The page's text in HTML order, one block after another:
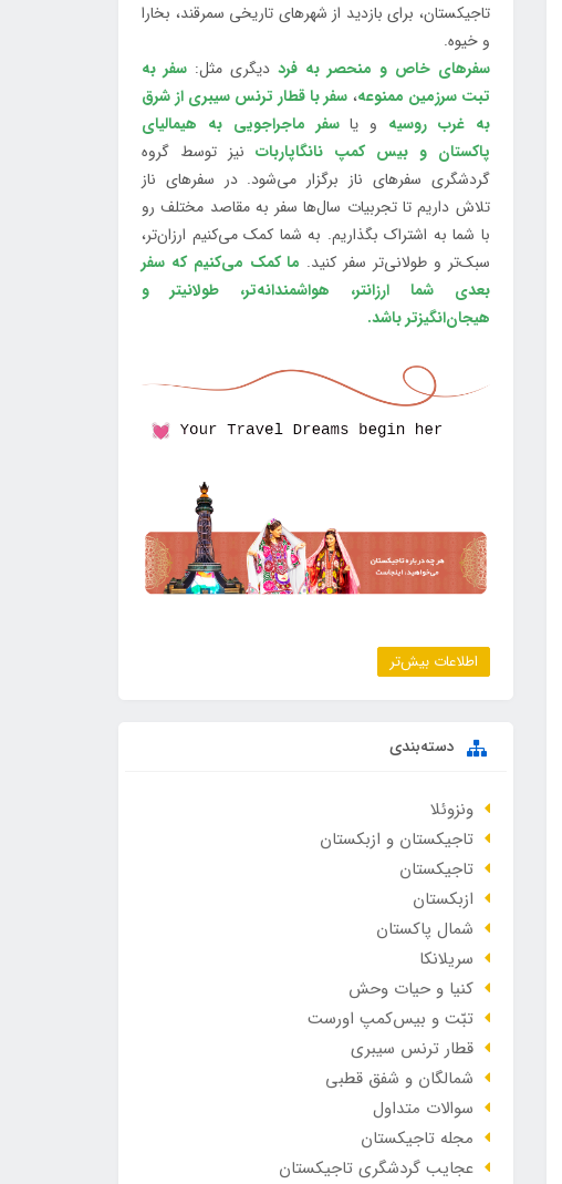
تاجیکستان، برای بازدید از شهرهای تاریخی سمرقند، بخارا
و خیوه.
سفرهای خاص و منحصر به فرددیگری مثل:سفر به
تبت سرزمین ممنوعه، سفر با قطار ترنس سیبری از شرق
به غرب روسیه و یاسفر ماجراجویی به هیمالیای
پاکستان و بیس کمپ نانگاپاربات نیز توسط گروه
گردشگری سفرهای ناز برگزار می‌شود. در سفرهای ناز
تلاش داریم تا تجربیات سال‌ها سفر به مقاصد مختلف رو
با شما به اشتراک بگذاریم. به شما کمک می‌کنیم ارزان‌تر،
سبک‌تر و طولانی‌تر سفر کنید. ما کمک می‌کنیم که سفر
بعدی شما ارزانتر، هواشمندانه‌تر، طولانی‎تر و
هیجان‌انگیزتر باشد.
اطلاعات بیش‌تر
دسته‌بندی
ونزوئلا
تاجیکستان و ازبکستان
تاجیکستان
ازبکستان
شمال پاکستان
سریلانکا
کنیا و حیات وحش
تبّت و بیس‌کمپ اورست
قطار ترنس سیبری
شمالگان و شفق قطبی
سوالات متداول
مجله تاجیکستان
عجایب گردشگری تاجیکستان